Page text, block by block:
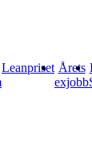
Leanpriset Årets
exjobb